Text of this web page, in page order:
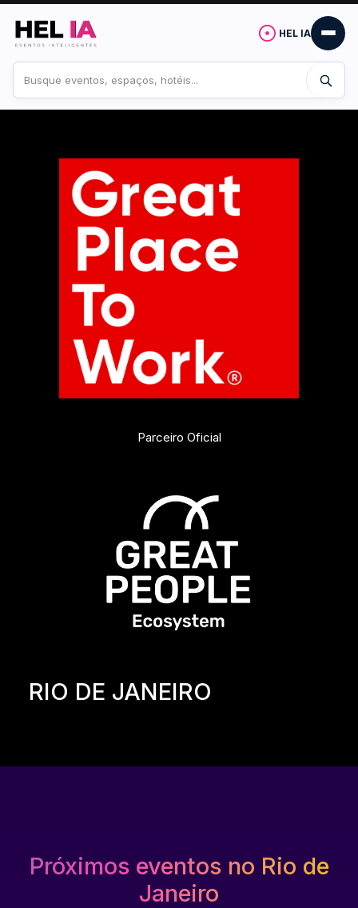
HEL IA
no
site
Parceiro Oficial
RIO DE JANEIRO
Próximos eventos no Rio de
Janeiro